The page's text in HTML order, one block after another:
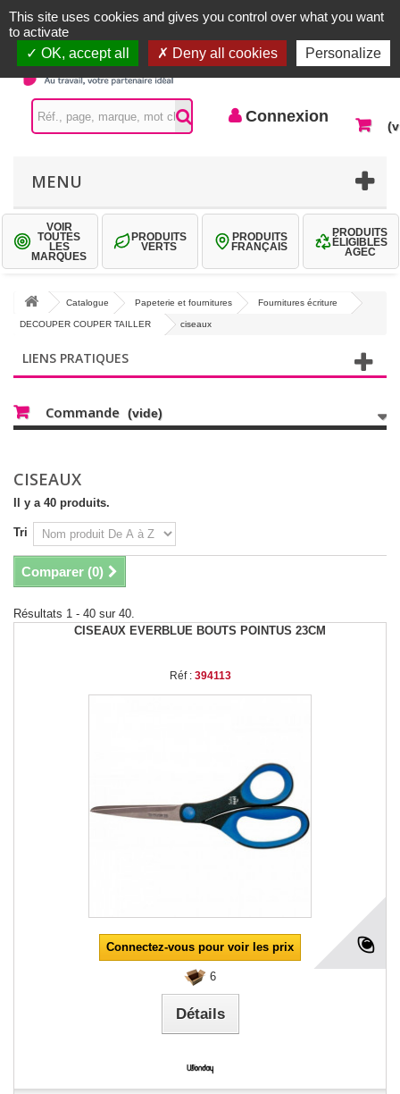
Contactez-nous
Connexion
MENU
VOIR
TOUTES
LES
MARQUES
PRODUITS
VERTS
PRODUITS
FRANÇAIS
PRODUITS
ÉLIGIBLES
AGEC
Catalogue Papeterie et fournitures Fournitures écriture
DECOUPER COUPER TAILLER ciseaux
LIENS PRATIQUES
Commande (vide)
CISEAUX
Il y a 40 produits.
Tri
Comparer (0)
Résultats 1 - 40 sur 40.
CISEAUX EVERBLUE BOUTS POINTUS 23CM
Réf : 394113
Connectez-vous pour voir les prix
6
Détails
This site uses cookies and gives you control over what you want
to activate
OK, accept all
Deny all cookies Personalize